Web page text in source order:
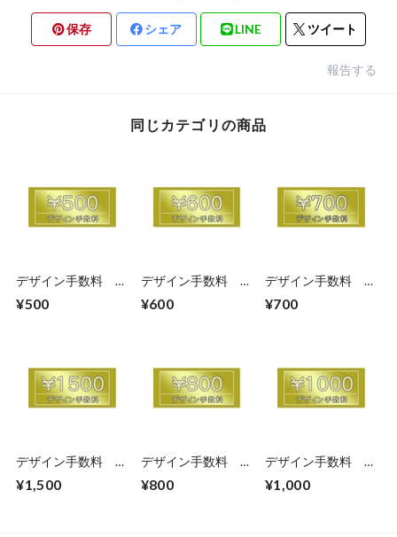
保存 シェア LINE ツイート
報告する
同じカテゴリの商品
デザイン手数料
¥500
デザイン手数料
¥600
デザイン手数料
¥700
デザイン手数料
¥1,500
デザイン手数料
¥800
デザイン手数料
¥1,000